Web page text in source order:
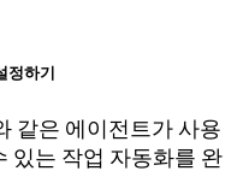
정하기
같은 에이전트가 사용
있는 작업 자동화를 완